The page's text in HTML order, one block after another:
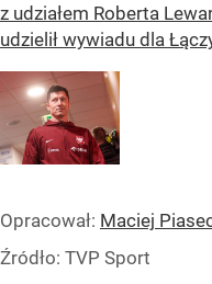
z udziałem Roberta
udzielił wywiadu dla
Opracował: Maciej
Źródło: TVP Sport